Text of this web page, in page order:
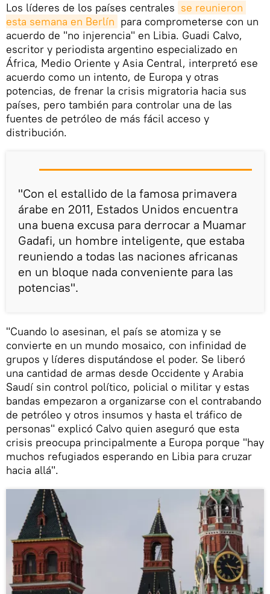
Los líderes de los países centrales se reunieron
esta semana en Berlín para comprometerse con un
acuerdo de "no injerencia" en Libia. Guadi Calvo,
escritor y periodista argentino especializado en
África, Medio Oriente y Asia Central, interpretó ese
acuerdo como un intento, de Europa y otras
potencias, de frenar la crisis migratoria hacia sus
países, pero también para controlar una de las
fuentes de petróleo de más fácil acceso y
distribución.
"Con el estallido de la famosa primavera
árabe en 2011, Estados Unidos encuentra
una buena excusa para derrocar a Muamar
Gadafi, un hombre inteligente, que estaba
reuniendo a todas las naciones africanas
en un bloque nada conveniente para las
potencias".
"Cuando lo asesinan, el país se atomiza y se
convierte en un mundo mosaico, con infinidad de
grupos y líderes disputándose el poder. Se liberó
una cantidad de armas desde Occidente y Arabia
Saudí sin control político, policial o militar y estas
bandas empezaron a organizarse con el contrabando
de petróleo y otros insumos y hasta el tráfico de
personas" explicó Calvo quien aseguró que esta
crisis preocupa principalmente a Europa porque "hay
muchos refugiados esperando en Libia para cruzar
hacia allá".